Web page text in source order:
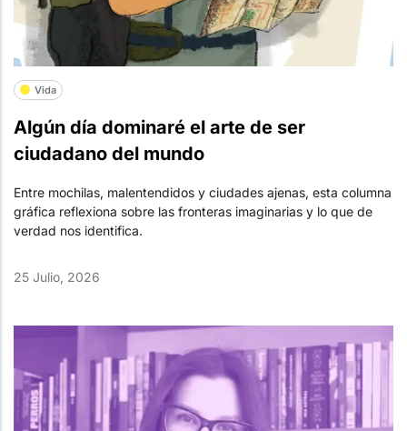
Vida
Algún día dominaré el arte de ser
ciudadano del mundo
Entre mochilas, malentendidos y ciudades ajenas, esta columna
gráfica reflexiona sobre las fronteras imaginarias y lo que de
verdad nos identifica.
25 Julio, 2026